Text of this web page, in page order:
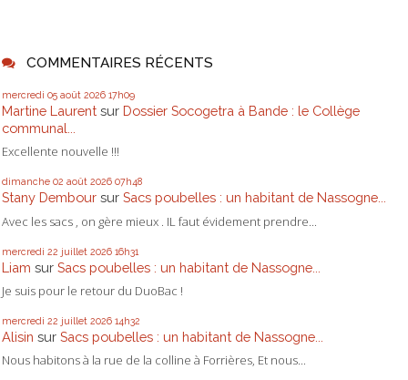
COMMENTAIRES RÉCENTS
mercredi 05 août 2026 17h09
Martine Laurent sur Dossier Socogetra à Bande : le Collège
communal...
Excellente nouvelle !!!
dimanche 02 août 2026 07h48
Stany Dembour sur Sacs poubelles : un habitant de Nassogne...
Avec les sacs , on gère mieux . IL faut évidement prendre...
mercredi 22 juillet 2026 16h31
Liam sur Sacs poubelles : un habitant de Nassogne...
Je suis pour le retour du DuoBac !
mercredi 22 juillet 2026 14h32
Alisin sur Sacs poubelles : un habitant de Nassogne...
Nous habitons à la rue de la colline à Forrières, Et nous...